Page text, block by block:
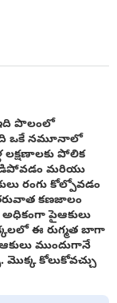
ఇది పొలంలో
ఒకే నమూనాలో
లక్షణాలకు పోలిక
మరియు
రంగు కోల్పోవడం
కణజాలం
పైఆకులు
ఈ రుగ్మత బాగా
ముందుగానే
మొక్క కోలుకోవచ్చు